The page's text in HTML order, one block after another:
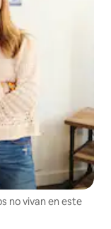
no vivan en este